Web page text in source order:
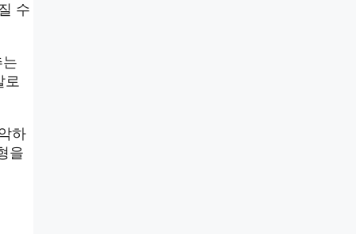
수
로
하
을